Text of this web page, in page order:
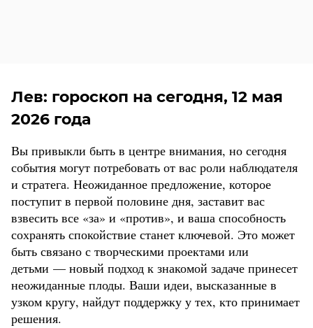
Лев: гороскоп на сегодня, 12 мая
2026 года
Вы привыкли быть в центре внимания, но сегодня
события могут потребовать от вас роли наблюдателя
и стратега. Неожиданное предложение, которое
поступит в первой половине дня, заставит вас
взвесить все «за» и «против», и ваша способность
сохранять спокойствие станет ключевой. Это может
быть связано с творческими проектами или
детьми — новый подход к знакомой задаче принесет
неожиданные плоды. Ваши идеи, высказанные в
узком кругу, найдут поддержку у тех, кто принимает
решения.